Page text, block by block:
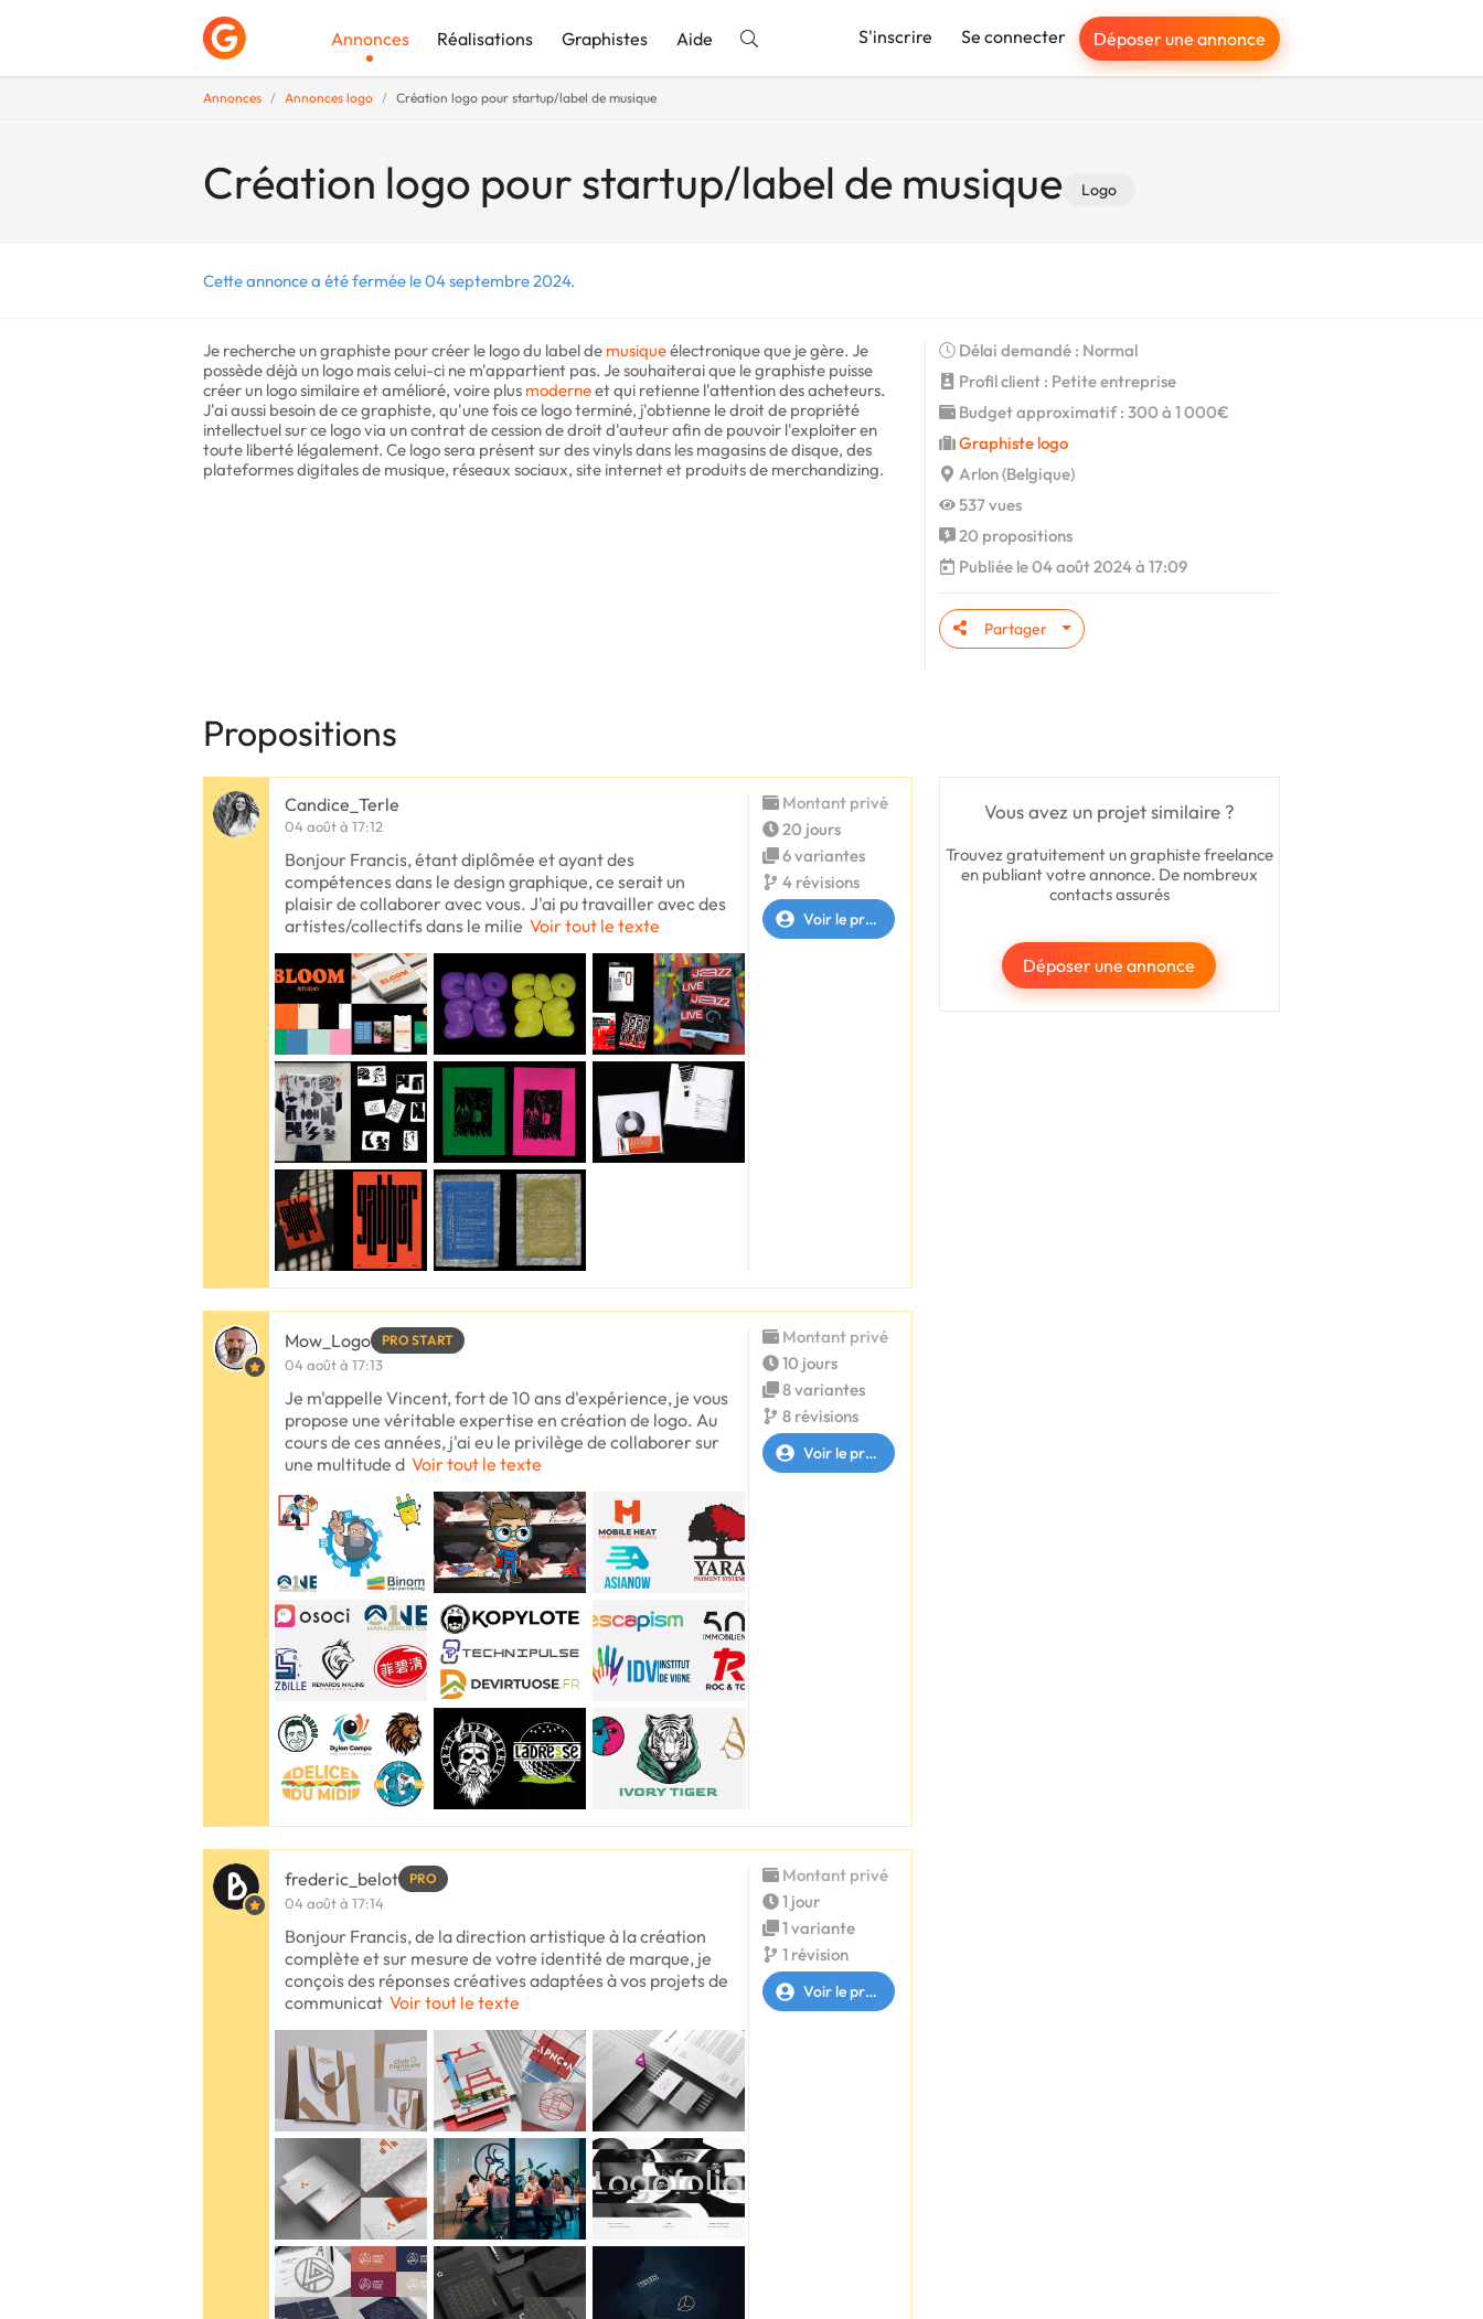
Annonces Réalisations Graphistes Aide S'inscrire Se connecter Déposer une annonce
Annonces Annonces logo Création logo pour startup/label de musique
Création logo pour startup/label de musique Logo
Cette annonce a été fermée le 04 septembre 2024.
Je recherche un graphiste pour créer le logo du label de musiqueélectronique que je gère. Je
possède déjà un logo mais celui-ci ne m'appartient pas. Je souhaiterai que le graphiste puisse
créer un logo similaire et amélioré, voire plus moderneet qui retienne l'attention des acheteurs.
J'ai aussi besoin de ce graphiste, qu'une fois ce logo terminé, j'obtienne le droit de propriété
intellectuel sur ce logo via un contrat de cession de droit d'auteur afin de pouvoir l'exploiter en
toute liberté légalement. Ce logo sera présent sur des vinyls dans les magasins de disque, des
plateformes digitales de musique, réseaux sociaux, site internet et produits de merchandizing.
Délai demandé : Normal
Profil client : Petite entreprise
Budget approximatif : 300 à 1 000€
Graphiste logo
Arlon (Belgique)
537 vues
20 propositions
Publiée le 04 août 2024 à 17:09
Partager
Propositions
Vous avez un projet similaire ?
Trouvez gratuitement un graphiste freelance
en publiant votre annonce. De nombreux
contacts assurés
Déposer une annonce
Candice_Terle
04 août à 17:12
Bonjour Francis, étant diplômée et ayant des
compétences dans le design graphique, ce serait un
plaisir de collaborer avec vous. J'ai pu travailler avec des
artistes/collectifs dans le milie Voir tout le texte
Montant privé
20 jours
6 variantes
4 révisions
Voir le profil
Mow_Logo PRO START
04 août à 17:13
Je m'appelle Vincent, fort de 10 ans d'expérience, je vous
propose une véritable expertise en création de logo. Au
cours de ces années, j'ai eu le privilège de collaborer sur
une multitude d Voir tout le texte
Montant privé
10 jours
8 variantes
8 révisions
Voir le profil
frederic_belot PRO
04 août à 17:14
Bonjour Francis, de la direction artistique à la création
complète et sur mesure de votre identité de marque, je
conçois des réponses créatives adaptées à vos projets de
communicat Voir tout le texte
Montant privé
1 jour
1 variante
1 révision
Voir le profil